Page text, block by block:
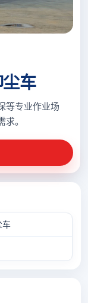
车
等专业作业场
。
车